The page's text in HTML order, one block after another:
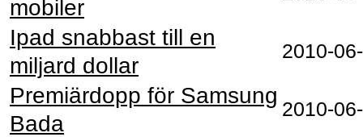
mobiler
Ipad snabbast till en
miljard dollar
Premiärdopp för Samsung
Bada